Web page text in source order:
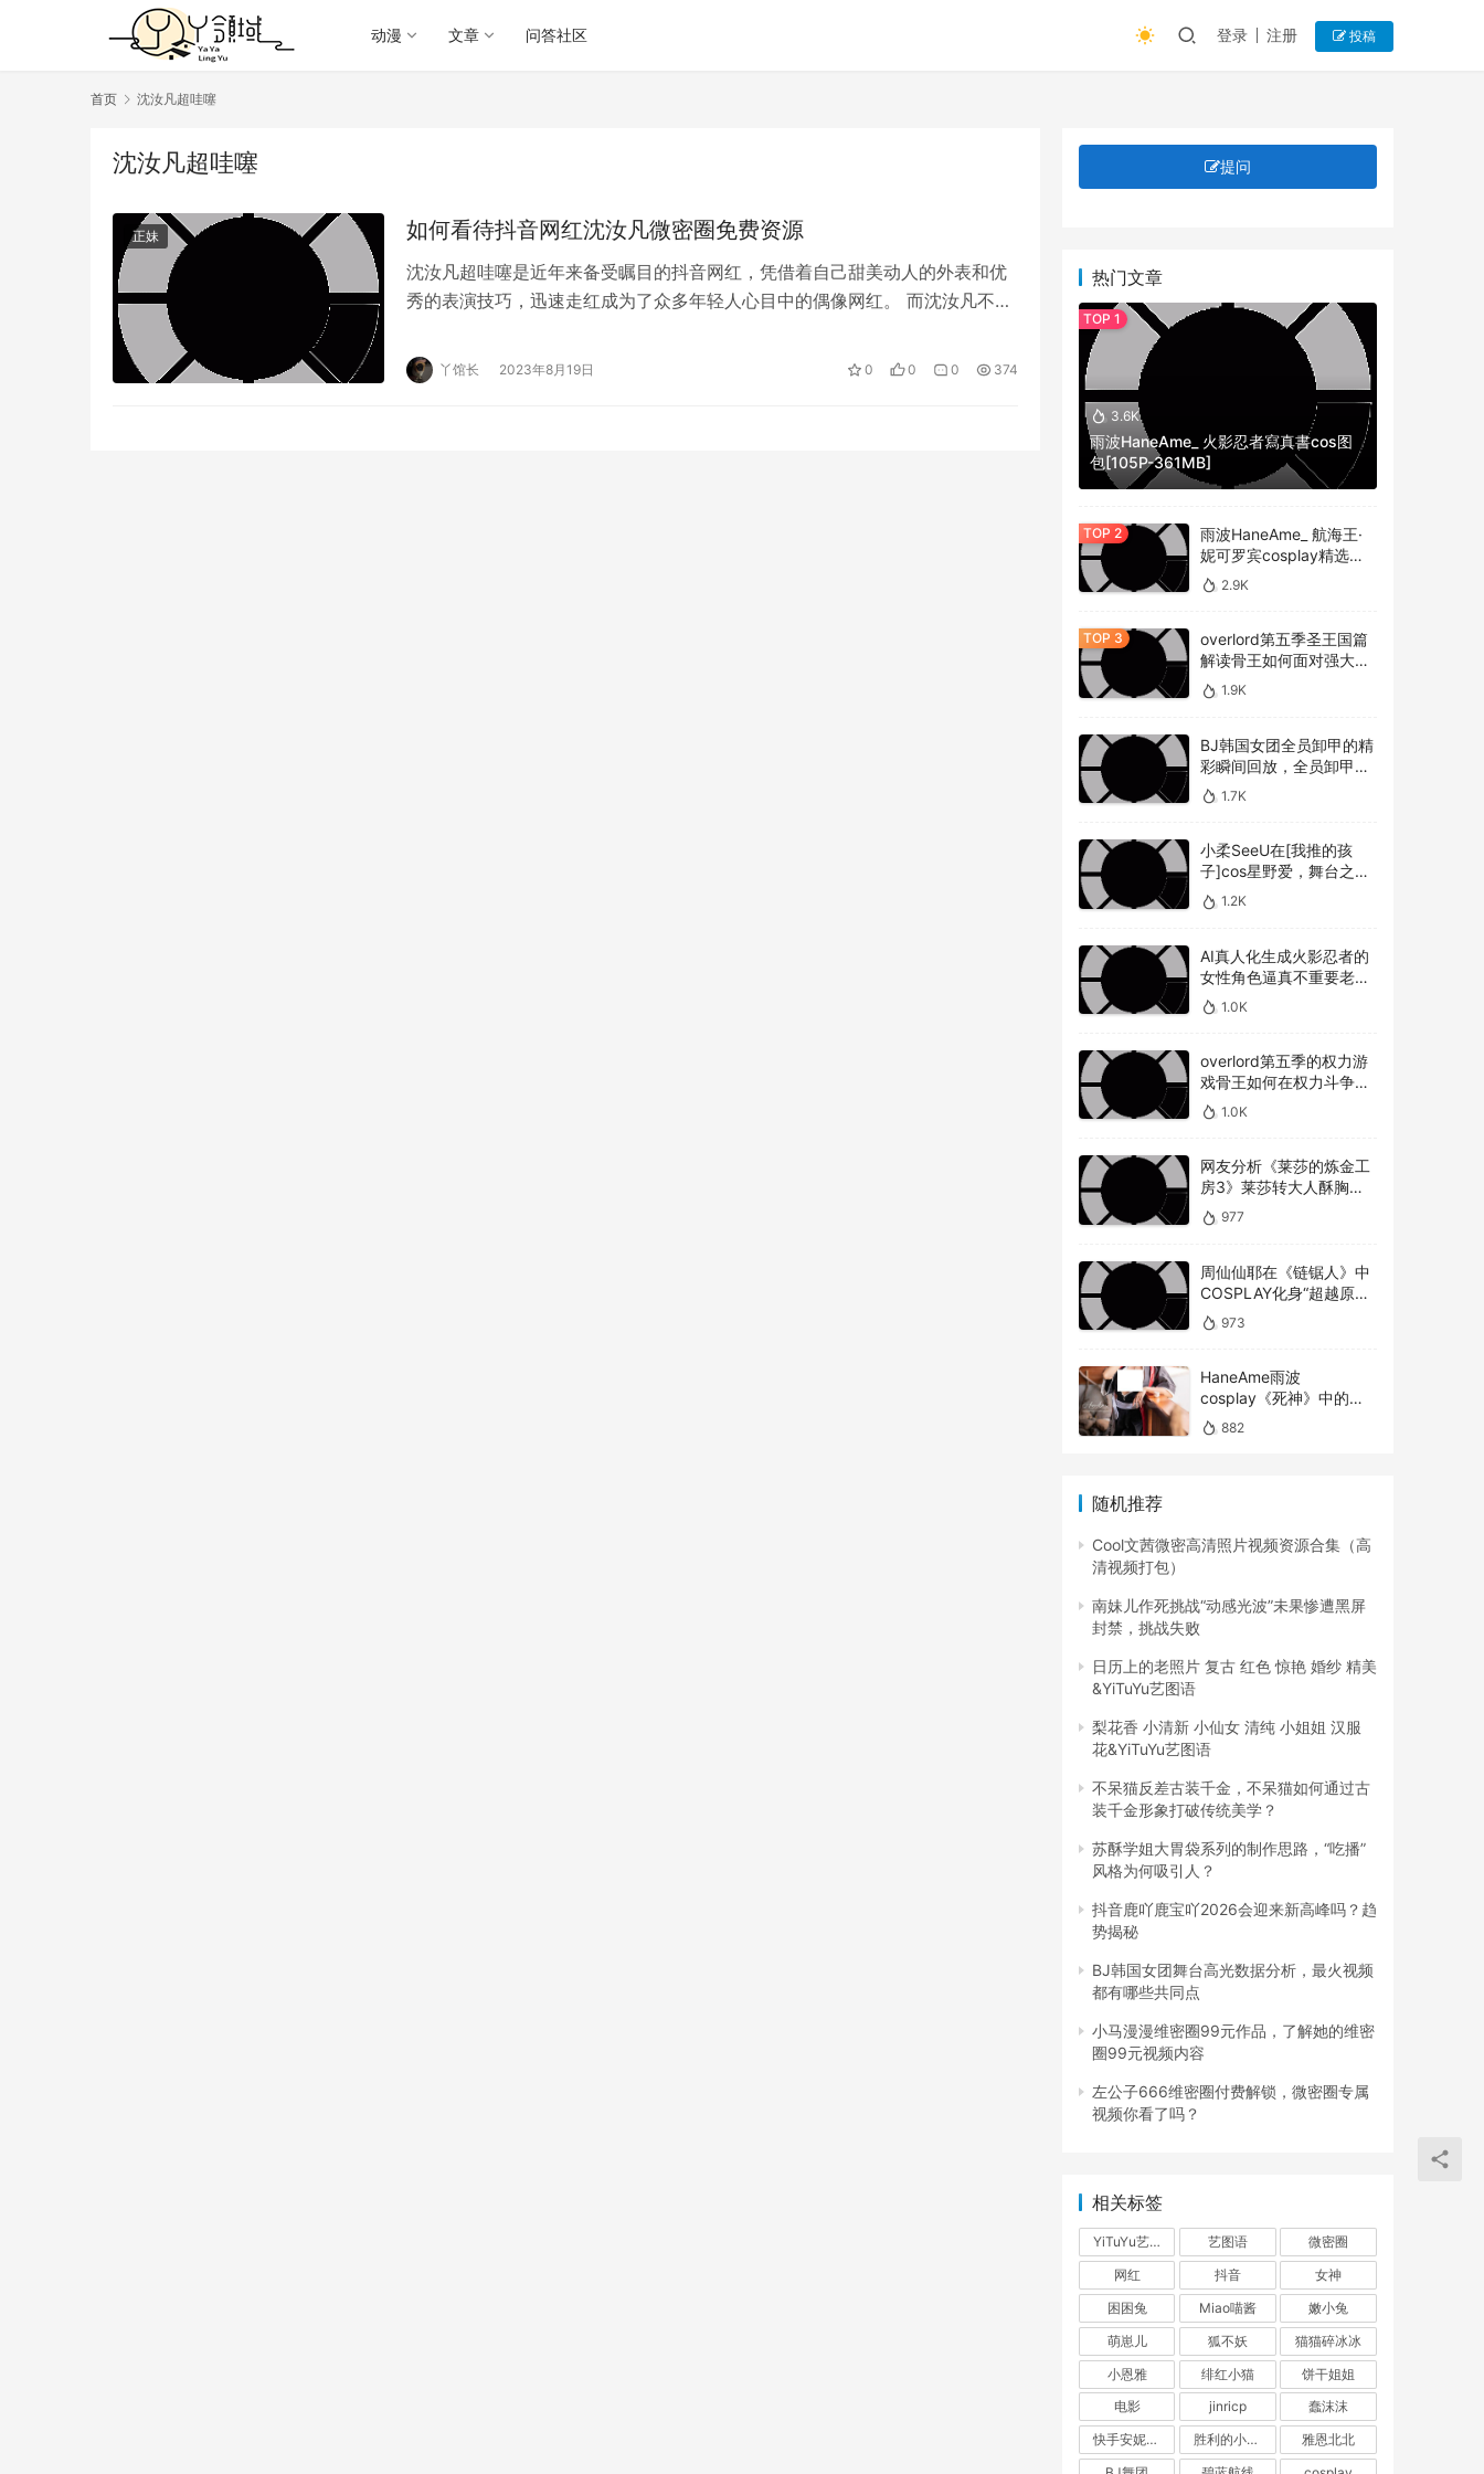
动漫 文章 问答社区 登录 注册 投稿
首页 沈汝凡超哇噻
沈汝凡超哇噻
正妹 如何看待抖音网红沈汝凡微密圈免费资源
沈汝凡超哇噻是近年来备受瞩目的抖音网红，凭借着自己甜美动人的外表和优
秀的表演技巧，迅速走红成为了众多年轻人心目中的偶像网红。 而沈汝凡不仅
丫馆长 2023年8月19日 0 0 0 374
提问
热门文章
3.6K
雨波HaneAme_ 火影忍者寫真書cos图
包[105P-361MB]
雨波HaneAme_ 航海王·
妮可罗宾cosplay精选作
品 [34P-134MB]
2.9K
overlord第五季圣王国篇
解读骨王如何面对强大的
敌人，overlord第五季圣
王国篇深度解析骨王与敌
1.9K
BJ韩国女团全员卸甲的精
彩瞬间回放，全员卸甲视
频如何观看BJ韩国女团成
员的最精彩时刻？
1.7K
小柔SeeU在[我推的孩
子]cos星野爱，舞台之星
闪耀迷人
1.2K
AI真人化生成火影忍者的
女性角色逼真不重要老婆
美不美才是重点！
1.0K
overlord第五季的权力游
戏骨王如何在权力斗争中
崭露头角，overlord第五
季权力博弈骨王如何在复
1.0K
网友分析《莱莎的炼金工
房3》莱莎转大人酥胸蜜
大腿对比以前超有感！
977
周仙仙耶在《链锯人》中
COSPLAY化身“超越原版”
的玛奇玛
973
HaneAme雨波
cosplay《死神》中的松
本乱菊
882
随机推荐
Cool文茜微密高清照片视频资源合集（高
清视频打包）
南妹儿作死挑战“动感光波”未果惨遭黑屏
封禁，挑战失败
日历上的老照片 复古 红色 惊艳 婚纱 精美
&YiTuYu艺图语
梨花香 小清新 小仙女 清纯 小姐姐 汉服
花&YiTuYu艺图语
不呆猫反差古装千金，不呆猫如何通过古
装千金形象打破传统美学？
苏酥学姐大胃袋系列的制作思路，“吃播”
风格为何吸引人？
抖音鹿吖鹿宝吖2026会迎来新高峰吗？趋
势揭秘
BJ韩国女团舞台高光数据分析，最火视频
都有哪些共同点
小马漫漫维密圈99元作品，了解她的维密
圈99元视频内容
左公子666维密圈付费解锁，微密圈专属
视频你看了吗？
相关标签
YiTuYu艺图语 艺图语
微密圈
网红
抖音
女神
困困兔
Miao喵酱
嫩小兔
萌崽儿
狐不妖
猫猫碎冰冰
小恩雅
绯红小猫
饼干姐姐
电影
jinricp
蠢沫沫
快手安妮朵朵
胜利的小生活
雅恩北北